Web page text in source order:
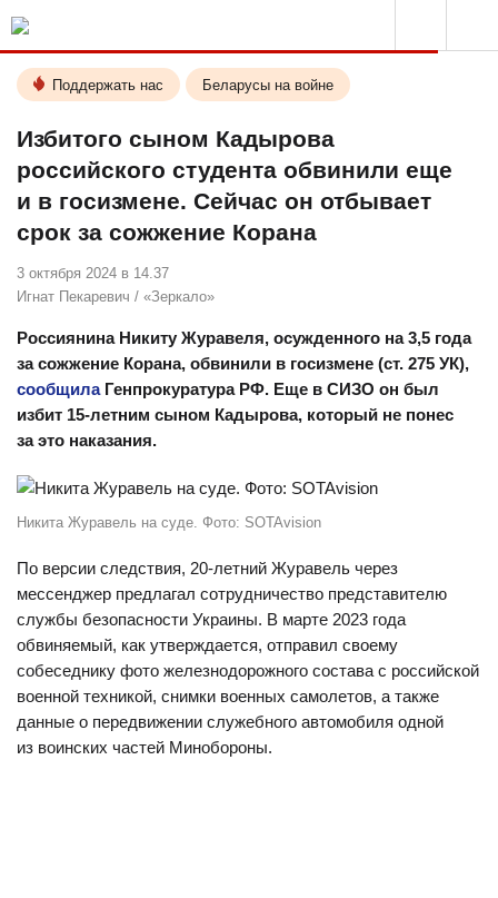
Поддержать нас Беларусы на войне
Избитого сыном Кадырова
российского студента обвинили еще
и в госизмене. Сейчас он отбывает
срок за сожжение Корана
3 октября 2024 в 14.37
Игнат Пекаревич / «Зеркало»
Россиянина Никиту Журавеля, осужденного на 3,5 года
за сожжение Корана, обвинили в госизмене (ст. 275 УК),
сообщилаГенпрокуратура РФ. Еще в СИЗО он был
избит 15-летним сыном Кадырова, который не понес
за это наказания.
Никита Журавель на суде. Фото: SOTAvision
По версии следствия, 20-летний Журавель через
мессенджер предлагал сотрудничество представителю
службы безопасности Украины. В марте 2023 года
обвиняемый, как утверждается, отправил своему
собеседнику фото железнодорожного состава с российской
военной техникой, снимки военных самолетов, а также
данные о передвижении служебного автомобиля одной
из воинских частей Минобороны.